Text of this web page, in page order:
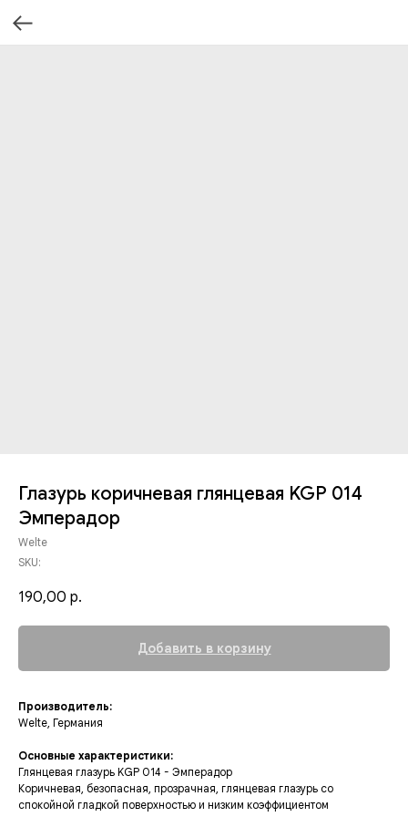
Глазурь коричневая глянцевая KGP 014
Эмперадор
Welte
SKU:
190,00 р.
Добавить в корзину
Производитель:
Welte, Германия
Основные характеристики:
Глянцевая глазурь KGP 014 - Эмперадор
Коричневая, безопасная, прозрачная, глянцевая глазурь со
спокойной гладкой поверхностью и низким коэффициентом